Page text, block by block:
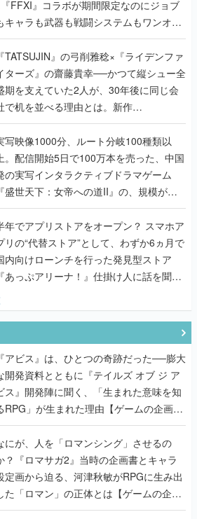
FFXI』コラボが期間限定なのにジョブ
キャラも武器も戦闘システムもワンオフ
作り込まれた理由を両ディレクターに聞
く
『TATSUJIN』の弓削雅稔×『ライデンファ
ターズ』の齋藤貴幸──かつて縦シュー全
期を支えていた2人が、30年後に同じ会
で机を並べる理由とは。新作
TATSUJIN EXTREME』で初タッグを組
だレジェンド2人に訊く開発秘話
写映像1000分、ルート分岐100種類以
上。配信開始5日で100万本を売った、中国
の実写インタラクティブドラマゲーム
『盛世天下：女帝への道II』の、規模が違
こだわりをプロデューサーに聞いた
年でアプリストアをオープン？ スマホア
リの“代替ストア”として、わずか6ヵ月で
内向けローンチを行った発見型ストア
『あっぷアリーナ！』仕掛け人に話を聞い
『アビス』は、ひとつの奇跡だった──膨大
開発資料とともに『テイルズ オブ ジ ア
ス』開発陣に聞く、「生まれた意味を知
RPG」が生まれた理由【ゲームの企画
】
にが、人を「ロマンシング」させるの
？『ロマサガ2』当時の企画書とキャラ
定画から迫る、河津秋敏がRPGに生み出
た「ロマン」の正体とは【ゲームの企画
】